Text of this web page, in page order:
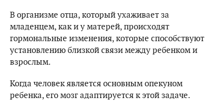
В организме отца, который ухаживает за
младенцем, как и у матерей, происходят
гормональные изменения, которые способствуют
установлению близкой связи между ребенком и
взрослым.
Когда человек является основным опекуном
ребенка, его мозг адаптируется к этой задаче.